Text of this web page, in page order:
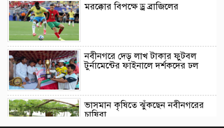
মরক্কোর বিপক্ষে ড্র ব্রাজিলের
নবীনগরে দেড় লাখ টাকার ফুটবল
টুর্নামেন্টের ফাইনালে দর্শকদের ঢল
ভাসমান কৃষিতে ঝুঁকছেন নবীনগরের
চাষিরা